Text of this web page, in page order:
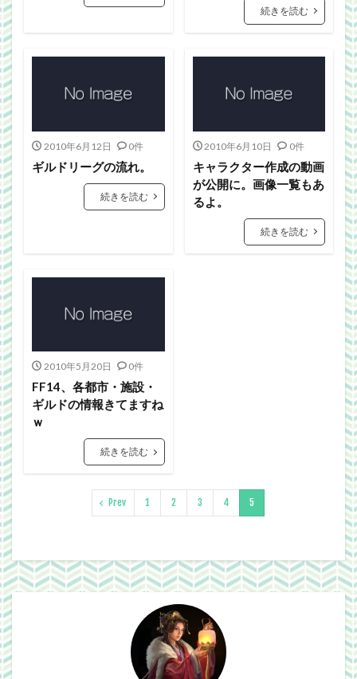
続きを読む
2010年6月12日 0件
ギルドリーグの流れ。
続きを読む
2010年6月10日 0件
キャラクター作成の動画
が公開に。画像一覧もあ
るよ。
続きを読む
2010年5月20日 0件
FF14、各都市・施設・
ギルドの情報きてますね
ｗ
続きを読む
Prev 1 2 3 4 5